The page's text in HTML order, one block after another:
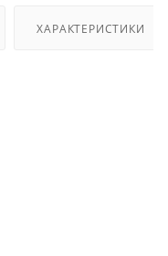
ХАРАКТЕРИСТИКИ